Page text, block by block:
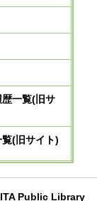
一覧(旧サ
(旧サイト)
Public Library